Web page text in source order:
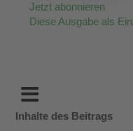
Jetzt abonnieren
Diese Ausgabe als
Inhalte des Beitrags